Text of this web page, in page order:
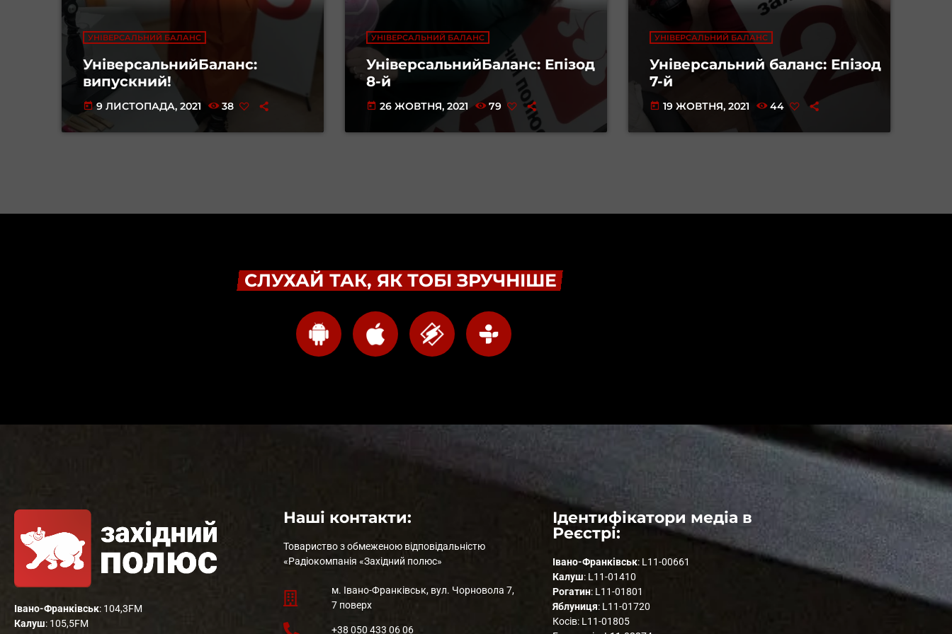
УНІВЕРСАЛЬНИЙ БАЛАНС
УніверсальнийБаланс:
випускний!
today 9 ЛИСТОПАДА, 2021 38
УНІВЕРСАЛЬНИЙ БАЛАНС
УніверсальнийБаланс: Епізод
8-й
today 26 ЖОВТНЯ, 2021 79
УНІВЕРСАЛЬНИЙ БАЛАНС
Універсальний баланс: Епізод
7-й
today 19 ЖОВТНЯ, 2021 44
СЛУХАЙ ТАК, ЯК ТОБІ ЗРУЧНІШЕ
Івано-Франківськ: 104,3FM
Калуш: 105,5FM
Наші контакти:
Товариство з обмеженою відповідальністю
«Радіокомпанія «Західний полюс»
м. Івано-Франківськ, вул. Чорновола 7,
7 поверх
+38 050 433 06 06
Ідентифікатори медіа в
Реєстрі:
Івано-Франківськ: L11-00661
Калуш: L11-01410
Рогатин: L11-01801
Яблуниця: L11-01720
Косів: L11-01805